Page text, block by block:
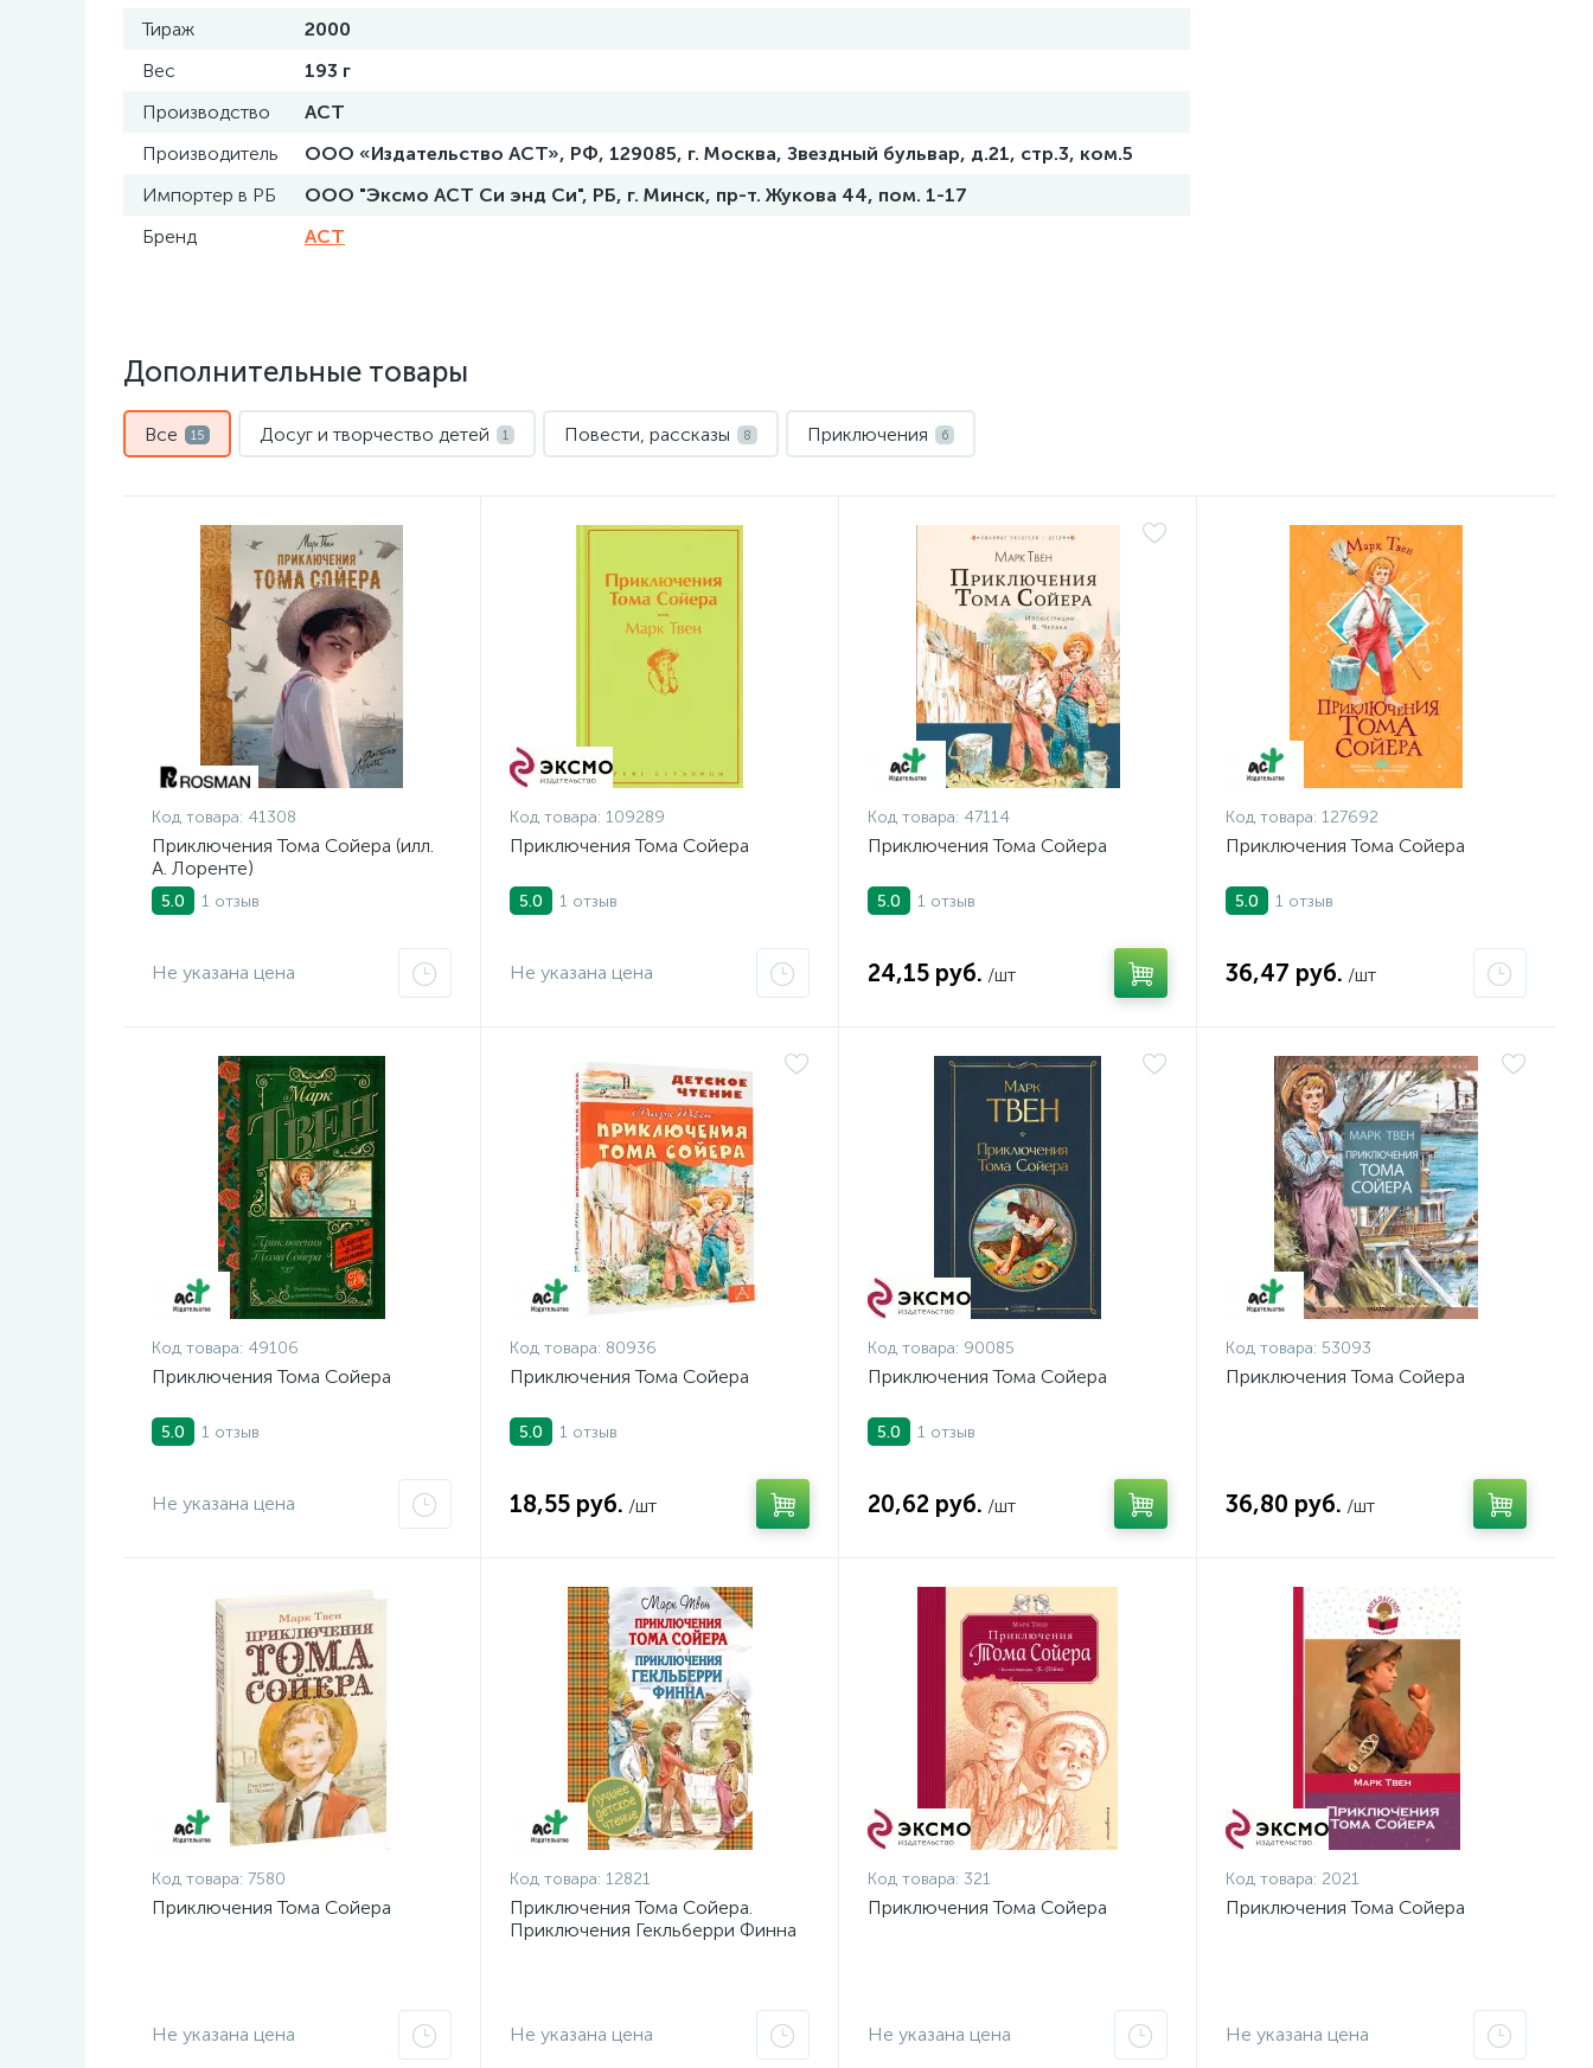
Тираж
2000
Вес
193 г
Производство
АСТ
Производитель
ООО «Издательство АСТ», РФ, 129085, г. Москва, Звездный бульвар, д.21, стр.3, ком.5
Импортер в РБ
ООО "Эксмо АСТ Си энд Си", РБ, г. Минск, пр-т. Жукова 44, пом. 1-17
Бренд
АСТ
Дополнительные товары
Все 15 Досуг и творчество детей 1 Повести, рассказы 8 Приключения 6
Код товара: 41308
Приключения Тома Сойера (илл.
А. Лоренте)
5.0 1 отзыв
Не указана цена
Код товара: 109289
Приключения Тома Сойера
5.0 1 отзыв
Не указана цена
Код товара: 47114
Приключения Тома Сойера
5.0 1 отзыв
24,15 руб. /шт
Код товара: 127692
Приключения Тома Сойера
5.0 1 отзыв
36,47 руб. /шт
Код товара: 49106
Приключения Тома Сойера
5.0 1 отзыв
Не указана цена
Код товара: 80936
Приключения Тома Сойера
5.0 1 отзыв
18,55 руб. /шт
Код товара: 90085
Приключения Тома Сойера
5.0 1 отзыв
20,62 руб. /шт
Код товара: 53093
Приключения Тома Сойера
36,80 руб. /шт
Код товара: 7580
Приключения Тома Сойера
Не указана цена
Код товара: 12821
Приключения Тома Сойера.
Приключения Гекльберри Финна
Не указана цена
Код товара: 321
Приключения Тома Сойера
Не указана цена
Код товара: 2021
Приключения Тома Сойера
Не указана цена